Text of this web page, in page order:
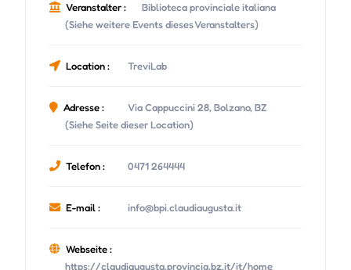
Veranstalter :
Biblioteca provinciale italiana
(Siehe weitere Events dieses Veranstalters)
Location : TreviLab
Adresse :
Via Cappuccini 28, Bolzano, BZ
(Siehe Seite dieser Location)
Telefon : 0471 264444
E-mail : info@bpi.claudiaugusta.it
Webseite :
https://claudiaugusta.provincia.bz.it/it/home